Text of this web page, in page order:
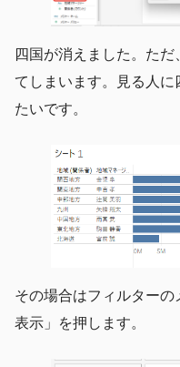
四国が消えました。た
てしまいます。見る人
たいです。
その場合はフィルター
表示」を押します。